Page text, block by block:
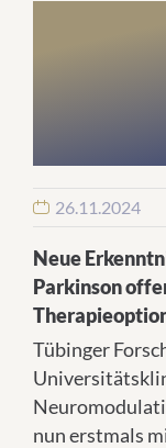
26.11.2024
Neue
Parkinson
Tübinger
nun erstmals